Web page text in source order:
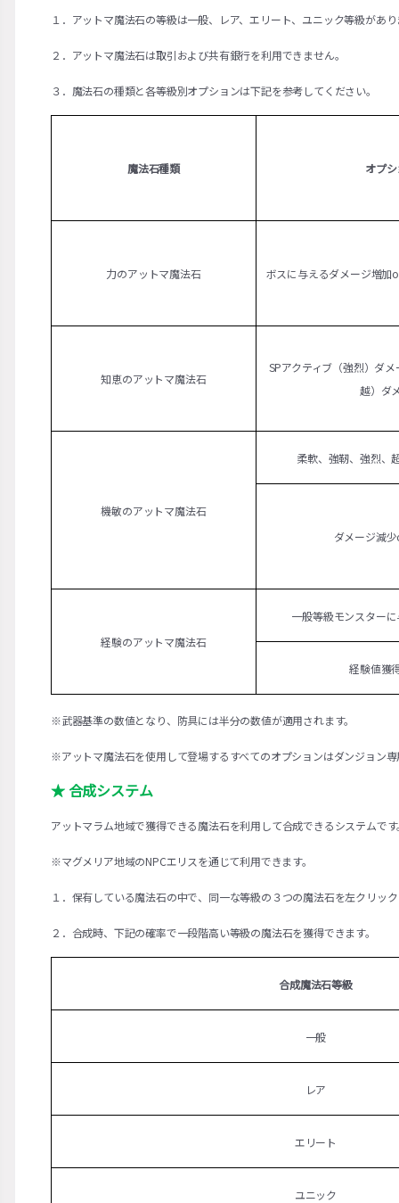
１．アットマ魔法石の等級は一般、レア、エリート、ユニック等級があ
２．アットマ魔法石は取引および共有銀行を利用できません。
３．魔法石の種類と各等級別オプションは下記を参考してください。
魔法石種類 オプ
力のアットマ魔法石 ボスに与えるダメージ増加
知恵のアットマ魔法石
SPアクティブ（強烈）ダ
越）ダ
機敏のアットマ魔法石
柔軟、強靭、強烈、
ダメージ減
経験のアットマ魔法石
一般等級モンスター
経験値獲
※武器基準の数値となり、防具には半分の数値が適用されます。
※アットマ魔法石を使用して登場するすべてのオプションはダンジョン専
★ 合成システム
アットマラム地域で獲得できる魔法石を利用して合成できるシステムで
※マグメリア地域のNPCエリスを通じて利用できます。
１．保有している魔法石の中で、同一な等級の３つの魔法石を左クリッ
２．合成時、下記の確率で一段階高い等級の魔法石を獲得できます。
合成魔法石等級
一般
レア
エリート
ユニック